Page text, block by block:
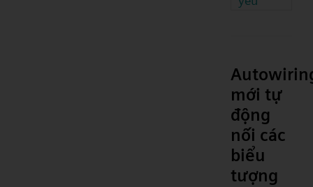
mới tự
động
nối các
biểu
tượng